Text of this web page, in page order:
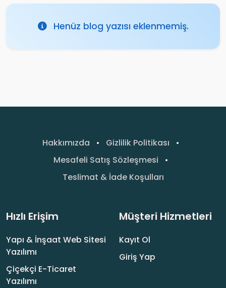
Henüz blog yazısı eklenmemiş.
Hakkımızda • Gizlilik Politikası
•
Mesafeli Satış Sözleşmesi
•
Teslimat & İade Koşulları
Hızlı Erişim
Yapı & İnşaat Web Sitesi
Yazılımı
Çiçekçi E-Ticaret
Yazılımı
Müşteri Hizmetleri
Kayıt Ol
Giriş Yap